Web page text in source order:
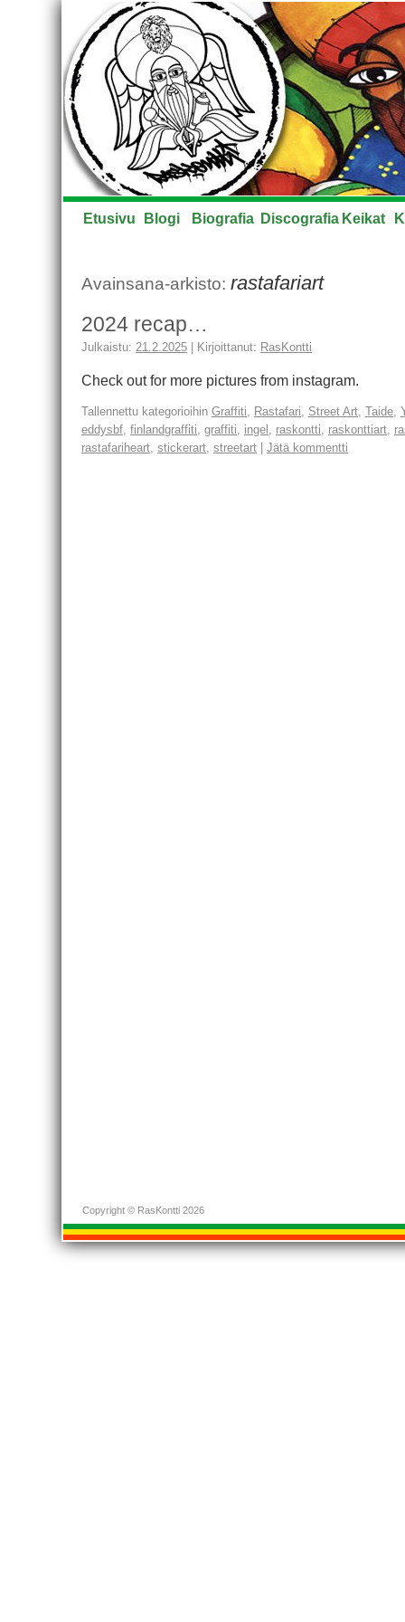
Etusivu Blogi Biografia Discografia Keikat
Avainsana-arkisto: rastafariart
2024 recap…
Julkaistu: 21.2.2025 Kirjoittanut: RasKontti
Check out for more pictures from instagram.
Tallennettu kategorioihin Graffiti, Rastafari, Street Art, Taide,
eddysbf, finlandgraffiti, graffiti, ingel , raskontti, raskonttiart,
rastafariheart, stickerart, streetart Jätä kommentti
Copyright © RasKontti 2026